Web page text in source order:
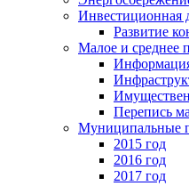
Инвестиционная
Развитие
Малое и среднее
Информация
Перепись
Муниципальные
2015 год
2016 год
2017 год